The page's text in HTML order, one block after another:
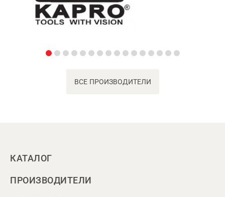
ВСЕ ПРОИЗВОДИТЕЛИ
КАТАЛОГ
ПРОИЗВОДИТЕЛИ